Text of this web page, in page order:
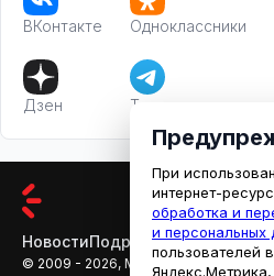
ВКонтакте Одноклассники
Дзен Телеграм
НовостиПодробностиАфиша
© 2009 - 2026, МЕДИАРЯЗАНЬ
При
интернет-
обработка и
и персональных
пользователей